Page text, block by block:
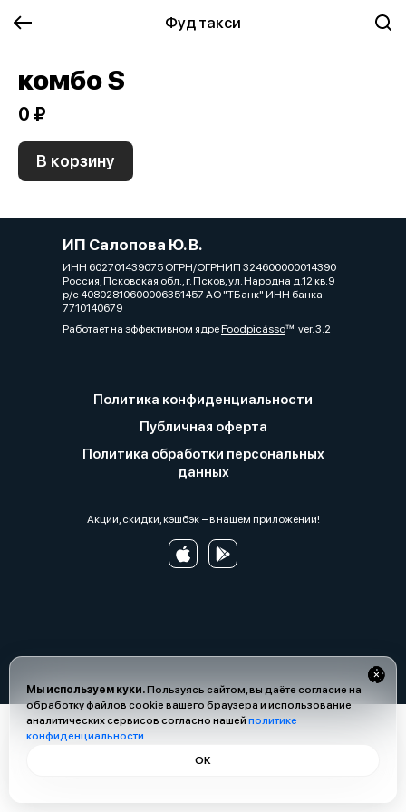
Фуд такси
Мы используем куки.Пользуясь сайтом, вы даёте согласие на
обработку файлов cookie вашего браузера и использование
аналитических сервисов согласно нашей политике
конфиденциальности.
ОК
комбо S
0 ₽
В корзину
ИП Салопова Ю. В.
ИНН 602701439075 ОГРН/ОГРНИП 324600000014390
Россия, Псковская обл., г. Псков, ул. Народна д.12 кв.9
р/с 40802810600006351457 АО "ТБанк" ИНН банка
7710140679
Работает на эффективном ядреFoodpicássover. 3.2
Политика конфиденциальности
Публичная оферта
Политика обработки персональных
данных
Акции, скидки, кэшбэк − в нашем приложении!